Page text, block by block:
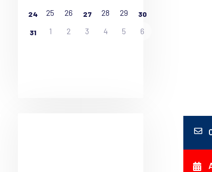
24 25 26 27 28 29 30
31 1 2 3 4 5 6